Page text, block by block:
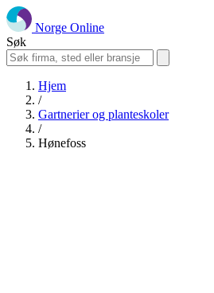
Norge Online
Søk
Hjem
/
Gartnerier og planteskoler
/
Hønefoss